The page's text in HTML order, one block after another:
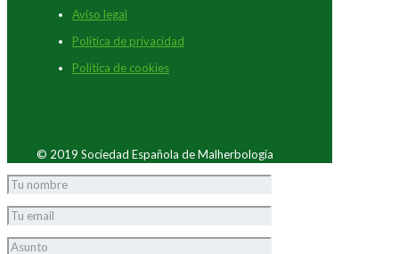
Aviso legal
Política de privacidad
Política de cookies
© 2019 Sociedad Española de Malherbología